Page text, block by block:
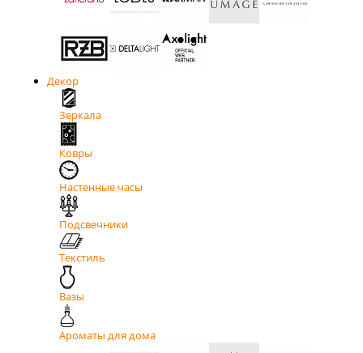
Декор
Зеркала
Ковры
Настенные часы
Подсвечники
Текстиль
Вазы
Ароматы для дома